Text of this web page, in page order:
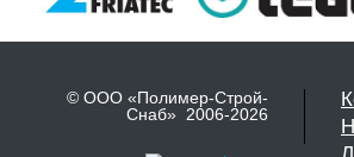
© ООО «Полимер-Строй-
Снаб» 2006-2026